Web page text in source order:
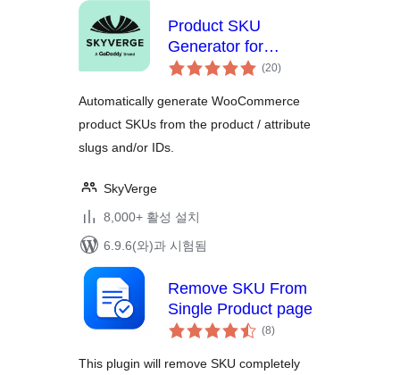
Product SKU
Generator for
WooCommerce
(20전
체)
Automatically generate WooCommerce
product SKUs from the product / attribute
slugs and/or IDs.
SkyVerge
8,000+ 활성 설치
6.9.6(와)과 시험됨
Remove SKU From
Single Product page
(8전
체
점
)
This plugin will remove SKU completely